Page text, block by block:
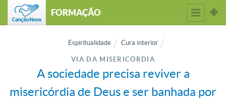
FORMAÇÃO
Espiritualidade Cura interior
VIA DA MISERICÓRDIA
A sociedade precisa reviver a
misericórdia de Deus e ser banhada por